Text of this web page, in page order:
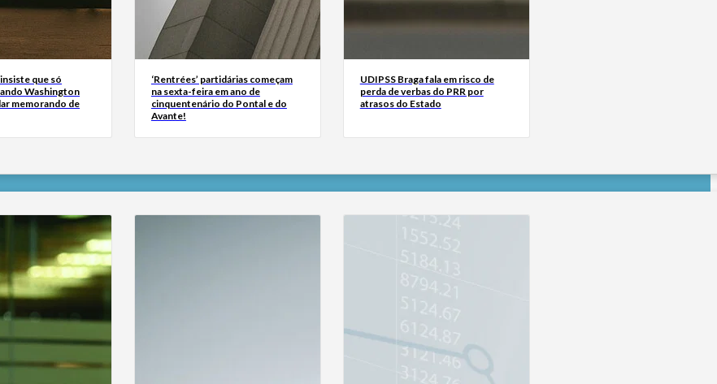
que só
Washington
memorando de
‘Rentrées’ partidárias começam
na sexta-feira em ano de
cinquentenário do Pontal e do
Avante!
UDIPSS Braga fala em risco de
perda de verbas do PRR por
atrasos do Estado